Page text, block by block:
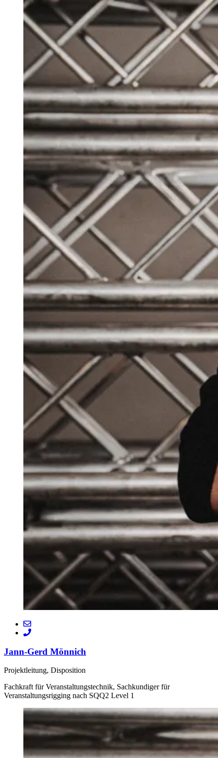
Jann-Gerd Mönnich
Projektleitung, Disposition
Fachkraft für Veranstaltungstechnik, Sachkundiger für
Veranstaltungsrigging nach SQQ2 Level 1